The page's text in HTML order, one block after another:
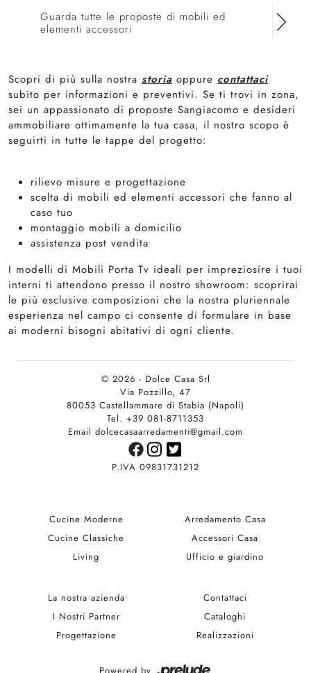
Guarda tutte le proposte di mobili ed
elementi accessori
Scopri di più sulla nostra storia oppure contattaci
subito per informazioni e preventivi. Se ti trovi in zona,
sei un appassionato di proposte Sangiacomo e desideri
ammobiliare ottimamente la tua casa, il nostro scopo è
seguirti in tutte le tappe del progetto:
rilievo misure e progettazione
scelta di mobili ed elementi accessori che fanno al
caso tuo
montaggio mobili a domicilio
assistenza post vendita
I modelli di Mobili Porta Tv ideali per impreziosire i tuoi
interni ti attendono presso il nostro showroom: scoprirai
le più esclusive composizioni che la nostra pluriennale
esperienza nel campo ci consente di formulare in base
ai moderni bisogni abitativi di ogni cliente.
© 2026 - Dolce Casa Srl
Via Pozzillo, 47
80053 Castellammare di Stabia (Napoli)
Tel. +39 081-8711353
Email dolcecasaarredamenti@gmail.com
P.IVA 09831731212
Cucine Moderne
Cucine Classiche
Living
Arredamento Casa
Accessori Casa
Ufficio e giardino
La nostra azienda
I Nostri Partner
Progettazione
Contattaci
Cataloghi
Realizzazioni